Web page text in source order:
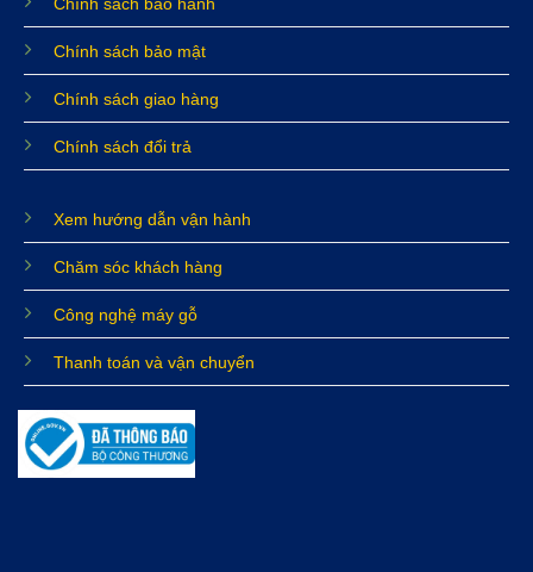
Chính sách bảo mật
Chính sách giao hàng
Chính sách đổi trả
Xem hướng dẫn vận hành
Chăm sóc khách hàng
Công nghệ máy gỗ
Thanh toán và vận chuyển